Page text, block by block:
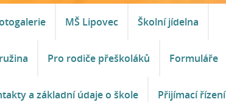
MŠ Lipovec Školní jídelna
Pro rodiče přeškoláků Formuláře
a základní údaje o škole Přijímací řízení